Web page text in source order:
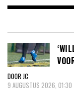
DOOR JC
9 AUGUSTUS 2026, 01:30